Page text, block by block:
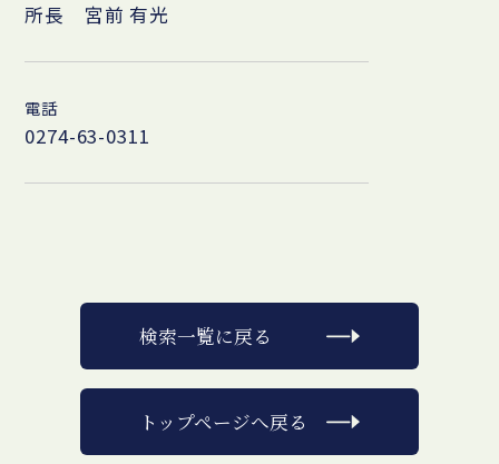
所長 宮前 有光
電話
0274-63-0311
検索一覧に戻る
トップページへ戻る